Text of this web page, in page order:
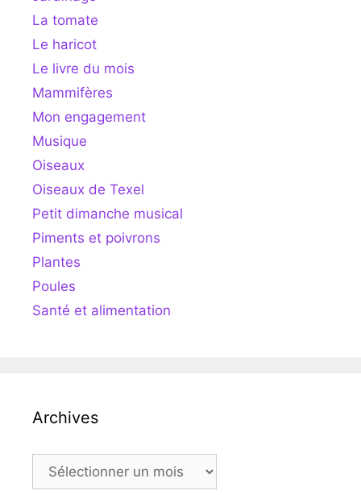
La tomate
Le haricot
Le livre du mois
Mammifères
Mon engagement
Musique
Oiseaux
Oiseaux de Texel
Petit dimanche musical
Piments et poivrons
Plantes
Poules
Santé et alimentation
Archives
Archives